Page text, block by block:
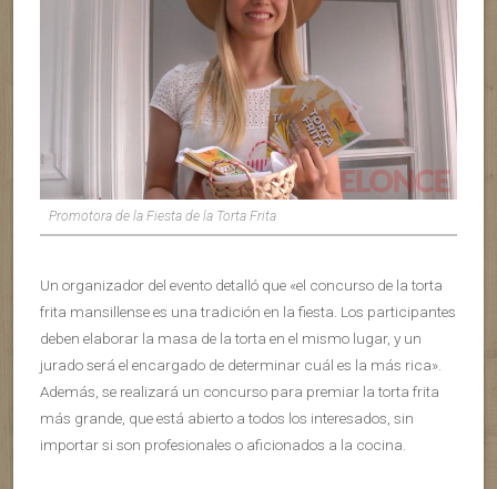
Promotora de la Fiesta de la Torta Frita
Un organizador del evento detalló que «el concurso de la torta
frita mansillense es una tradición en la fiesta. Los participantes
deben elaborar la masa de la torta en el mismo lugar, y un
jurado será el encargado de determinar cuál es la más rica».
Además, se realizará un concurso para premiar la torta frita
más grande, que está abierto a todos los interesados, sin
importar si son profesionales o aficionados a la cocina.